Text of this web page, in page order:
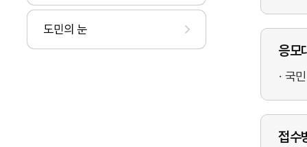
도민의 눈
응모
국
접수